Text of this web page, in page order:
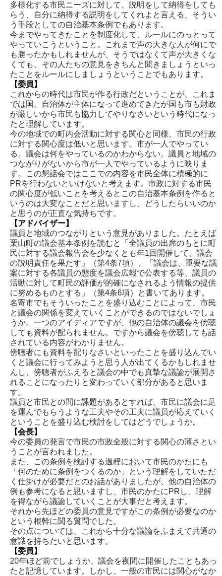
多様化する市民ニーズに対して、説明をして納得をしても
らう、自分に納得する説明をしてくれよと言える、そうい
う手段としての自治基本条例でもあります。
今までやってきたことを制度化して、ルールにのっとって
やっていこうということ。これまで声の大きな人が何にで
も勝ったかもしれませんが、そうではなくて声が大きくな
くても、その人たちの意見をきちんと聞きましょうといっ
たことをルールにしましょうということでもあります。
【委員】
これからの時代は市民が作る行政だということが、これま
では国、自治体が主体になって進めてきたが国も市も財政
が厳しいから市民も協力してやりなさいという時代になっ
たと理解しています。
今の地域での町内会活動に対する関心と同様、市民の行政
に対する関心度は低いと思います。市が一人でやってい
る。議会は何をやっているのかわからない。議員と地域の
つながりがないから市が一人でやっているように映りま
す。この懇話会ではここでの内容を市民全体に積極的に
PRを行わないといけないと考えます。市政に対する市民
の関心度が低いことを考えるとこの自治基本条例を作ると
いうのは大変なことだと思いますし、どうしたらいいのか
と思うのが正直な気持ちです。
【アドバイザー】
議員と地域のつながりという意見がありました。たとえば
栗山町の議会基本条例を読むと「全議員の出席のもとに町
民に対する議会報告会を少なくとも年1回開催して、議会
の説明責任を果たす」（第4条7項）、「議会は、重要な議
案に対する各議員の態度を議会広報で公表する等、議員の
活動に対して町民の評価が的確になされるよう情報の提供
に努めるものとする」（第4条6項）と書いてあります。
名寄市でもそういったことを盛り込むことによって、市民
と議会の関係を変えていくことができるのではないでしょ
うか。一つのアイディアですが、他の自治体の議会を傍聴
しても資料が配られません。ですから議会を傍聴しても話
されている内容がわかりません。
傍聴者にも資料を配りなさいといったことを盛り込んでい
くと議会に行ってみようと思う人が出てくるかもしれませ
んし、傍聴者がふえると議会の中でも真摯な議論が展開さ
れることになったりと変わっていく部分があると思いま
す。
議員と市民との間に課題があるとすれば、市民に議会に足
を運んでもらうような工夫やその工夫に議員が応えていく
ということを盛り込む検討をしてはどうでしょうか。
【会長】
今の委員の発言で市民の市政全般に対する関心の薄さとい
うことが言われました。
また、この条例を検討する過程において市民のかたにも
「何のために条例をつくるのか」という理解をしていただ
く仕掛けが必要だとのお話がありましたが、他の自治体の
例も参考になると思いますし、市民のかたにPRし、理解
を得ながら議論していくことが大事だと考えます。
それから先ほどの委員の意見ですがこの条例が必要なのか
という根幹に関る質問でした。
その点については、これから十分な議論をふまえて共通の
意識を持ちたいと思います。
【委員】
20年ほど前でしょうか、議会を夜間に開催したこともあっ
たと記憶しています。しかし、一般の市民には関心がなか